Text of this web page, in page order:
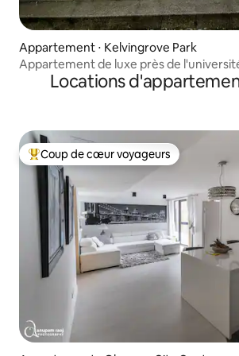
Appartement ⋅ Kelvingrove Park
Appartement de luxe près de
Locations
Coups de cœur voyageurs les plus
Coup de cœur voyageurs